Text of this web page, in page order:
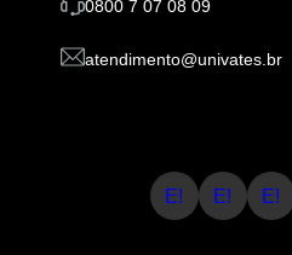
0800 7 07 08 09
atendimento@univates.br
E! E! E!